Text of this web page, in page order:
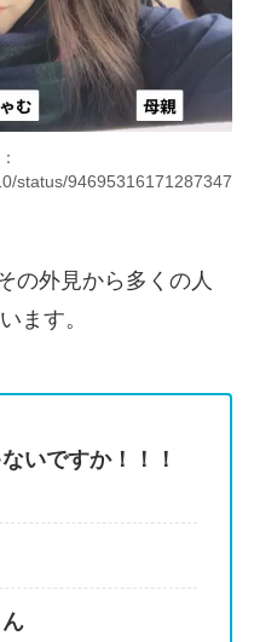
status/94695316171287347
の外見から多くの人
ます。
いですか！！！